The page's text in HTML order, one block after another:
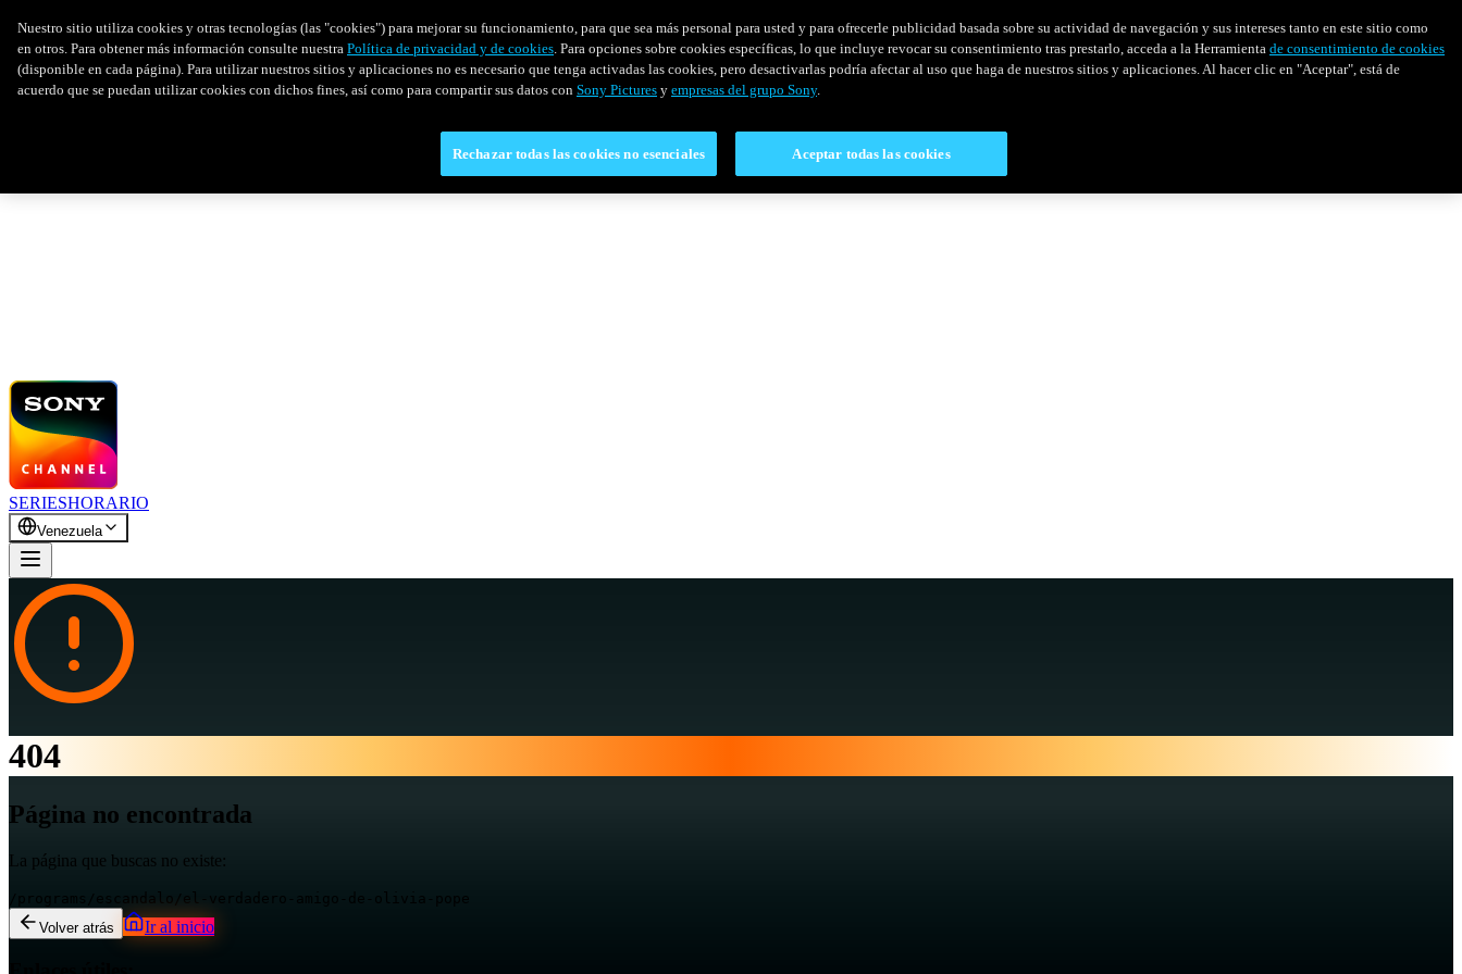
SERIESHORARIO
Venezuela
404
Página no encontrada
La página que buscas no existe:
Volver atrás
Ir al inicio
Nuestro sitio utiliza cookies y otras tecnologías (las "cookies") para mejorar su funcionamiento, para que sea más personal para usted y para ofrecerle publicidad basada sobre su actividad de navegación y sus intereses tanto en este sitio como
en otros. Para obtener más información consulte nuestra Política de privacidad y de cookies. Para opciones sobre cookies específicas, lo que incluye revocar su consentimiento tras prestarlo, acceda a la Herramienta de consentimiento de cookies
(disponible en cada página). Para utilizar nuestros sitios y aplicaciones no es necesario que tenga activadas las cookies, pero desactivarlas podría afectar al uso que haga de nuestros sitios y aplicaciones. Al hacer clic en "Aceptar", está de
acuerdo que se puedan utilizar cookies con dichos fines, así como para compartir sus datos con Sony Pictures y empresas del grupo Sony.
Rechazar todas las cookies no esenciales Aceptar todas las cookies